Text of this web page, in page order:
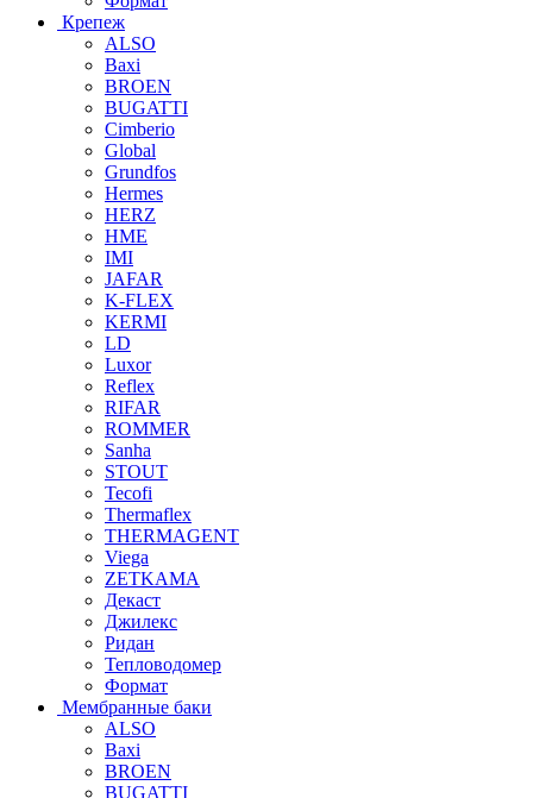
Крепеж
ALSO
Baxi
BROEN
BUGATTI
Cimberio
Global
Grundfos
Hermes
HERZ
HME
IMI
JAFAR
K-FLEX
KERMI
LD
Luxor
Reflex
RIFAR
ROMMER
Sanha
STOUT
Tecofi
Thermaflex
THERMAGENT
Viega
ZETKAMA
Декаст
Джилекс
Ридан
Тепловодомер
Формат
Мембранные баки
ALSO
Baxi
BROEN
BUGATTI